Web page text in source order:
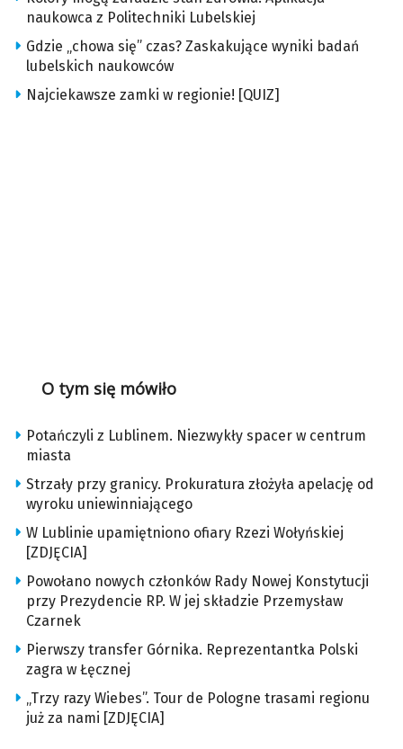
naukowca z Politechniki Lubelskiej
Gdzie „chowa się” czas? Zaskakujące wyniki badań
lubelskich naukowców
Najciekawsze zamki w regionie! [QUIZ]
O tym się mówiło
Potańczyli z Lublinem. Niezwykły spacer w centrum
miasta
Strzały przy granicy. Prokuratura złożyła apelację od
wyroku uniewinniającego
W Lublinie upamiętniono ofiary Rzezi Wołyńskiej
[ZDJĘCIA]
Powołano nowych członków Rady Nowej Konstytucji
przy Prezydencie RP. W jej składzie Przemysław
Czarnek
Pierwszy transfer Górnika. Reprezentantka Polski
zagra w Łęcznej
„Trzy razy Wiebes”. Tour de Pologne trasami regionu
już za nami [ZDJĘCIA]